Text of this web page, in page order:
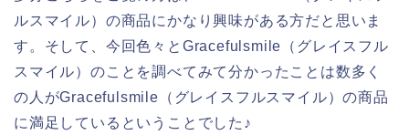
ルスマイル）の商品にかなり興味がある方だと思いま
す。そして、今回色々とGracefulsmile（グレイスフル
スマイル）のことを調べてみて分かったことは数多く
の人がGracefulsmile（グレイスフルスマイル）の商品
に満足しているということでした♪